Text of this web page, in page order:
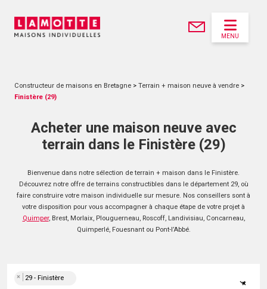
MENU
Constructeur de maisons en Bretagne > Terrain + maison neuve à vendre >
Finistère (29)
Acheter une maison neuve avec
terrain dans le Finistère (29)
Bienvenue dans notre sélection de terrain + maison dans le Finistère.
Découvrez notre offre de terrains constructibles dans le département 29, où
faire construire votre maison individuelle sur mesure. Nos conseillers sont à
votre disposition pour vous accompagner à chaque étape de votre projet à
Quimper, Brest, Morlaix, Plouguerneau, Roscoff, Landivisiau, Concarneau,
Quimperlé, Fouesnant ou Pont-l’Abbé.
×
× 29 - Finistère